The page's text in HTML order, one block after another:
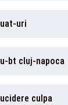
uat-uri
u-bt cluj-napoca
ucidere culpa